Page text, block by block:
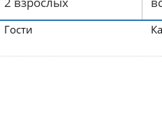
Гости